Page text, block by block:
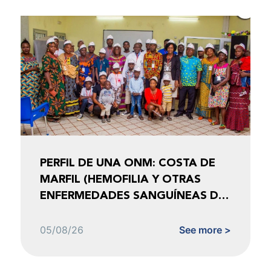
PERFIL DE UNA ONM: COSTA DE
MARFIL (HEMOFILIA Y OTRAS
ENFERMEDADES SANGUÍNEAS DE
05/08/26 See more >